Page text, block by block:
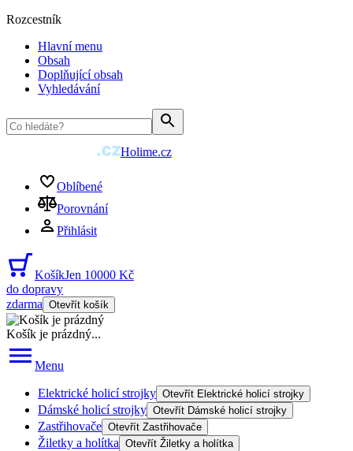
Rozcestník
Hlavní menu
Obsah
Doplňující obsah
Vyhledávání
Holime.cz
Oblíbené
Porovnání
Přihlásit
KošíkJen 10000 Kč
do dopravy
zdarma Otevřít košík
Košík je prázdný...
Menu
Elektrické holicí strojky Otevřít Elektrické holicí strojky
Dámské holicí strojky Otevřít Dámské holicí strojky
Zastřihovače Otevřít Zastřihovače
Žiletky a holítka Otevřít Žiletky a holítka